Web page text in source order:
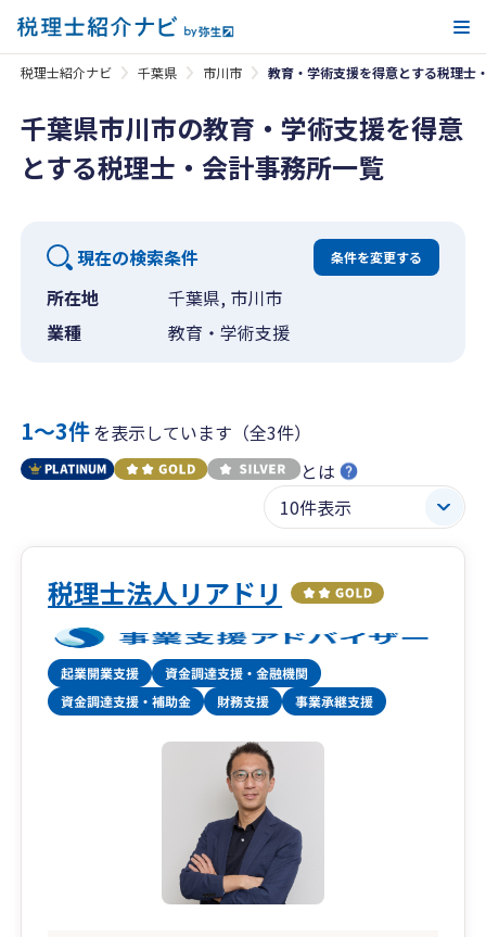
税理士紹介ナビ 千葉県 市川市 教育・学術支援を得意とする税理士
千葉県市川市の教育・学術支援を得意
とする税理士・会計事務所一覧
現在の検索条件 条件を変更する
所在地
千葉県, 市川市
業種
教育・学術支援
1〜3件を表示しています（全3件）
とは
税理士法人リアドリ